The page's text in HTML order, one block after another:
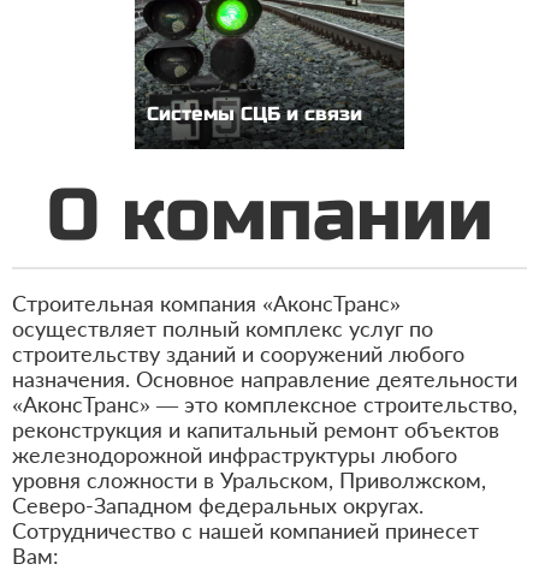
Системы СЦБ и связи
О компании
Строительная компания «АконсТранс»
осуществляет полный комплекс услуг по
строительству зданий и сооружений любого
назначения. Основное направление деятельности
«АконсТранс» — это комплексное строительство,
реконструкция и капитальный ремонт объектов
железнодорожной инфраструктуры любого
уровня сложности в Уральском, Приволжском,
Северо-Западном федеральных округах.
Сотрудничество с нашей компанией принесет
Вам: